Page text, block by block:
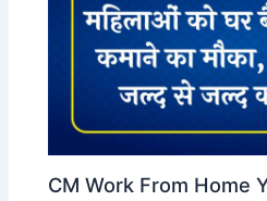
CM Work From Home